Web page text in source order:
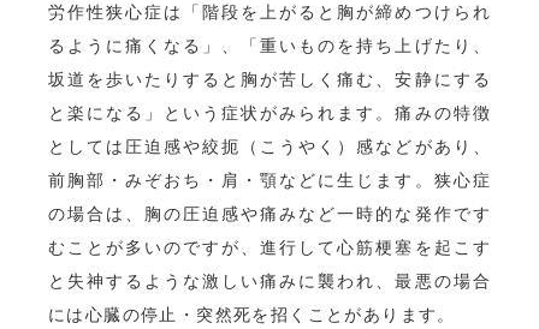
労作性狭心症は「階段を上がると胸が締めつけられ
るように痛くなる」、「重いものを持ち上げたり、
坂道を歩いたりすると胸が苦しく痛む、安静にする
と楽になる」という症状がみられます。痛みの特徴
としては圧迫感や絞扼（こうやく）感などがあり、
前胸部・みぞおち・肩・顎などに生じます。狭心症
の場合は、胸の圧迫感や痛みなど一時的な発作です
むことが多いのですが、進行して心筋梗塞を起こす
と失神するような激しい痛みに襲われ、最悪の場合
には心臓の停止・突然死を招くことがあります。